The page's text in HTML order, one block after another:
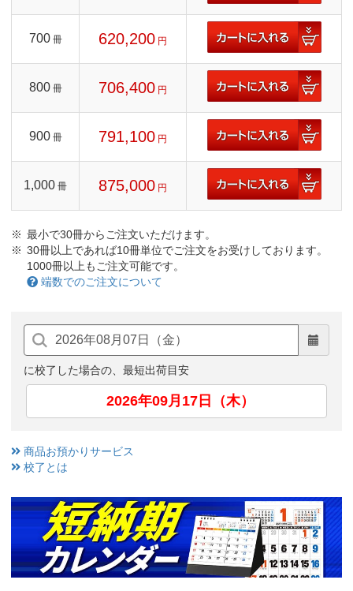
700 冊 620,200 円
800 冊 706,400 円
900 冊 791,100 円
1,000 冊 875,000 円
最小で30冊からご注文いただけます。
30冊以上であれば10冊単位でご注文をお受けしております。
1000冊以上もご注文可能です。
端数でのご注文について
に校了した場合の、最短出荷目安
2026年09月17日（木）
商品お預かりサービス
校了とは